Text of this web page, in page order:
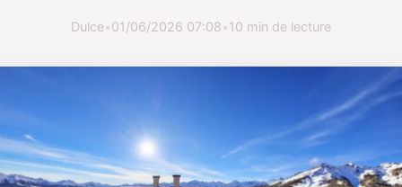
Dulce•01/06/2026 07:08•10 min de lecture